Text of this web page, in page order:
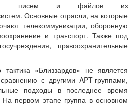
писем и файлов из
Основные отрасли, на которые
телекоммуникации, оборонную
и транспорт. Также под
правоохранительные
«Близзардов» не является
с другими APT-группами,
подходы в последнее время
На первом этапе группа в основном